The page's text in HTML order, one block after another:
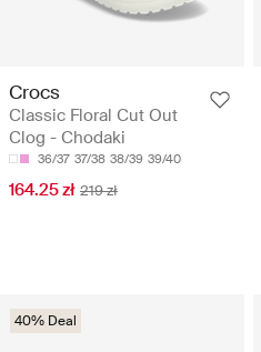
Crocs
Classic Floral Cut Out
Clog - Chodaki
36/37 37/38 38/39 39/40
164.25 zł 219 zł
40% Deal